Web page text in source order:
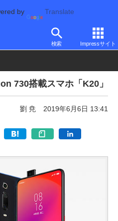
by Translate
検索 Impressサイト
/スマートフォン スマートフォン
730搭載スマホ「K20」
劉 尭 2019年6月6日 13:41